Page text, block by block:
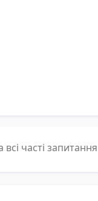
всі часті запитання